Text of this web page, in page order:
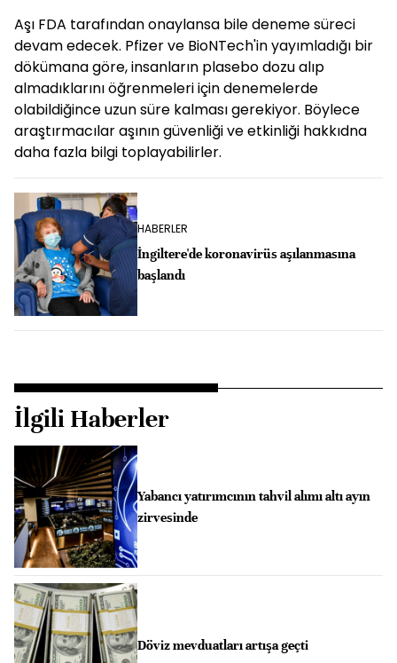
Aşı FDA tarafından onaylansa bile deneme süreci
devam edecek. Pfizer ve BioNTech'in yayımladığı bir
dökümana göre, insanların plasebo dozu alıp
almadıklarını öğrenmeleri için denemelerde
olabildiğince uzun süre kalması gerekiyor. Böylece
araştırmacılar aşının güvenliği ve etkinliği hakkıdna
daha fazla bilgi toplayabilirler.
HABERLER
İngiltere'de koronavirüs aşılanmasına
başlandı
İlgili Haberler
Yabancı yatırımcının tahvil alımı altı ayın
zirvesinde
Döviz mevduatları artışa geçti